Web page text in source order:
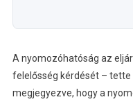
A nyomozóhatóság az
felelősség kérdését –
megjegyezve, hogy a